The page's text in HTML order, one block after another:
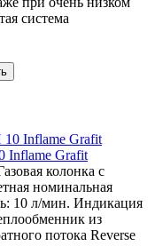
система
Inflame Grafit
колонка с
номинальная
10 л/мин. Индикация
из
потока Reverse